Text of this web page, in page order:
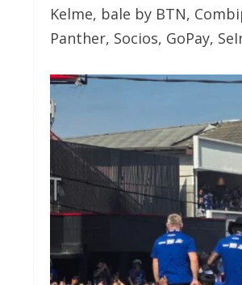
Kelme, bale by BTN,
Panther, Socios, GoPay,